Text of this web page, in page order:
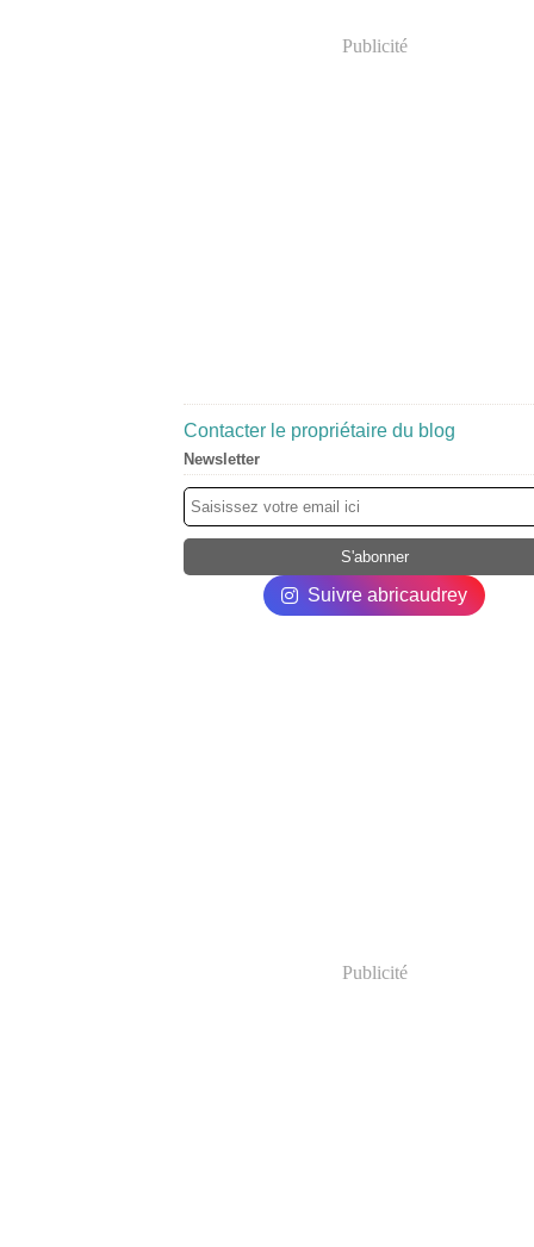
Publicité
Contacter le propriétaire du blog
Newsletter
Suivre abricaudrey
Publicité